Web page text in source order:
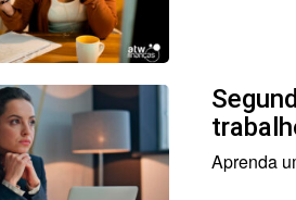
Aprenda